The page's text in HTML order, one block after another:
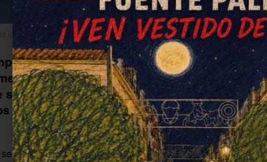
junto al técnico tras finalizar el partido
en casa al Teseo Fernán Núñez
partido de la final de la Liga Plata
jugará el segundo encuentro en cancha del
colonos o forzar el tercer y definitivo
ha disputado este mediodía en el Polideportivo Municipal